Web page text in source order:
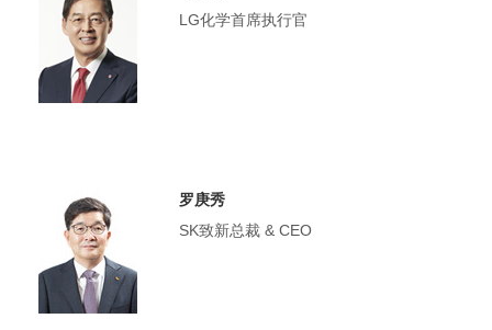
LG化学首席执行官
罗庚秀
SK致新总裁 & CEO